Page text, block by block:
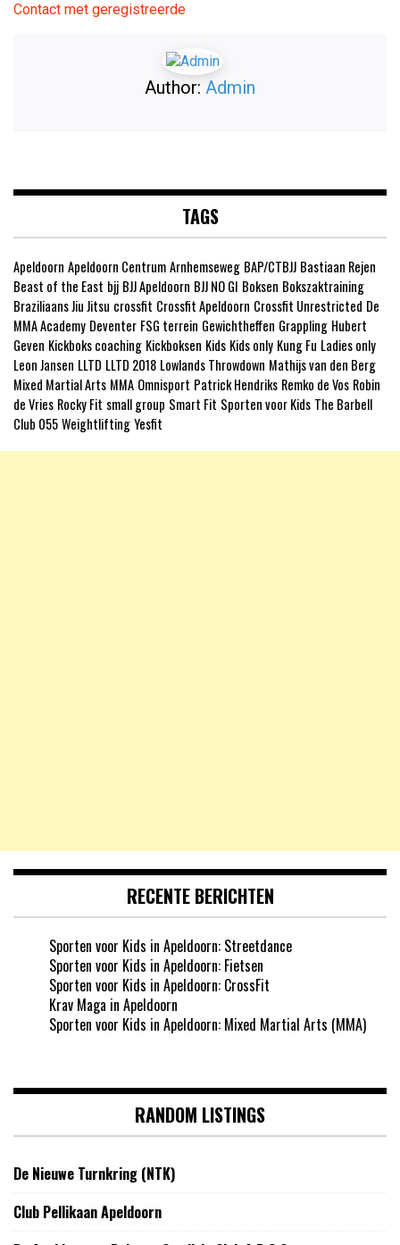
Contact met geregistreerde
Author: Admin
TAGS
Apeldoorn Apeldoorn CentrumArnhemseweg BAP/CTBJJ Bastiaan Rejen
Beast of the East bjj BJJ Apeldoorn BJJ NO GI Boksen Bokszaktraining
Braziliaans Jiu Jitsu crossfit Crossfit Apeldoorn Crossfit Unrestricted De
MMA Academy Deventer FSG terrein Gewichtheffen Grappling Hubert
Geven Kickboks coaching Kickboksen Kids Kids only Kung Fu Ladies only
Leon Jansen LLTD LLTD 2018 Lowlands Throwdown Mathijs van den Berg
Mixed Martial Arts MMA Omnisport Patrick Hendriks Remko de Vos Robin
de Vries Rocky Fit small group Smart Fit Sporten voor Kids The Barbell
Club 055WeightliftingYesfit
RECENTE BERICHTEN
Sporten voor Kids in Apeldoorn: Streetdance
Sporten voor Kids in Apeldoorn: Fietsen
Sporten voor Kids in Apeldoorn: CrossFit
Krav Maga in Apeldoorn
Sporten voor Kids in Apeldoorn: Mixed Martial Arts (MMA)
RANDOM LISTINGS
De Nieuwe Turnkring (NTK)
Club Pellikaan Apeldoorn